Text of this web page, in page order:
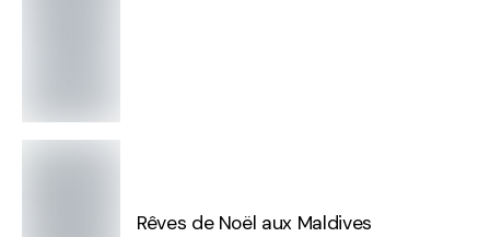
Rêves de Noël aux Maldives